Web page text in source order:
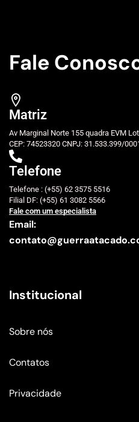
Fale
Matriz
Av Marginal Norte 155 quadra EVM
CEP: 74523320 CNPJ: 31.533.399/
Telefone
Telefone : (+55) 62 3575 5516
Filial DF: (+55) 61 3082 5566
Fale com um especialista
Email:
Institucional
Sobre nós
Contatos
Privacidade